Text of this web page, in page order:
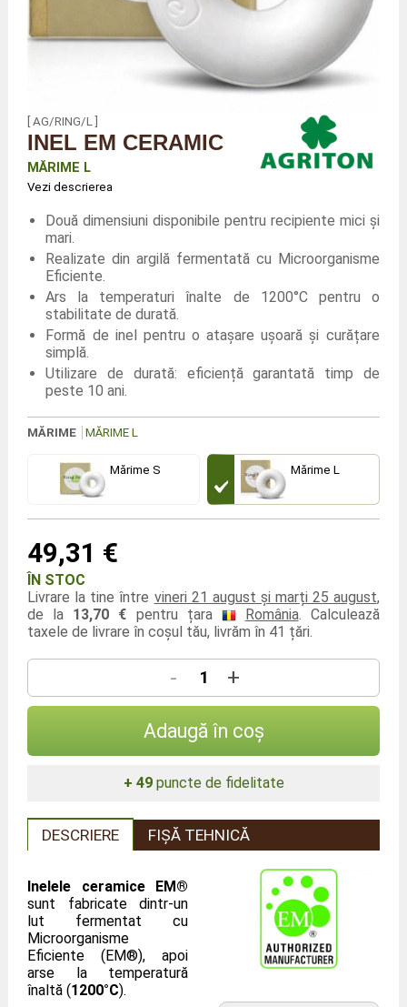
[ AG/RING/L ]
INEL EM CERAMIC
MĂRIME L
Vezi descrierea
Două dimensiuni disponibile pentru recipiente mici și
mari.
Realizate din argilă fermentată cu Microorganisme
Eficiente.
Ars la temperaturi înalte de 1200°C pentru o
stabilitate de durată.
Formă de inel pentru o atașare ușoară și curățare
simplă.
Utilizare de durată: eficiență garantată timp de
peste 10 ani.
MĂRIME MĂRIME L
Mărime S Mărime L
49,31 €
ÎN STOC
Livrare la tine între vineri 21 august și marți 25 august,
de la 13,70 € pentru țara România. Calculează
taxele de livrare în coșul tău, livrăm în 41 țări.
- +
Adaugă în coș
+ 49puncte de fidelitate
DESCRIERE FIȘĂ TEHNICĂ
Inelele ceramice EM®
sunt fabricate dintr-un
lut fermentat cu
Microorganisme
Eficiente (EM®), apoi
arse la temperatură
înaltă (1200°C).